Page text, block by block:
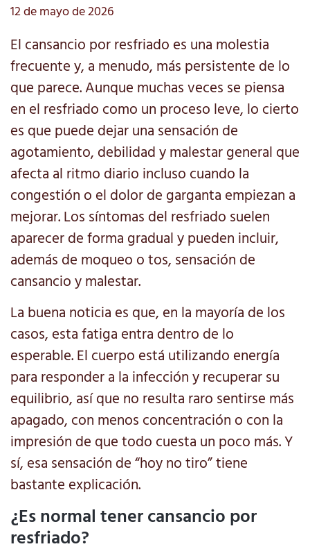
12 de mayo de 2026
El cansancio por resfriado es una molestia
frecuente y, a menudo, más persistente de lo
que parece. Aunque muchas veces se piensa
en el resfriado como un proceso leve, lo cierto
es que puede dejar una sensación de
agotamiento, debilidad y malestar general que
afecta al ritmo diario incluso cuando la
congestión o el dolor de garganta empiezan a
mejorar. Los síntomas del resfriado suelen
aparecer de forma gradual y pueden incluir,
además de moqueo o tos, sensación de
cansancio y malestar.
La buena noticia es que, en la mayoría de los
casos, esta fatiga entra dentro de lo
esperable. El cuerpo está utilizando energía
para responder a la infección y recuperar su
equilibrio, así que no resulta raro sentirse más
apagado, con menos concentración o con la
impresión de que todo cuesta un poco más. Y
sí, esa sensación de “hoy no tiro” tiene
bastante explicación.
¿Es normal tener cansancio por
resfriado?